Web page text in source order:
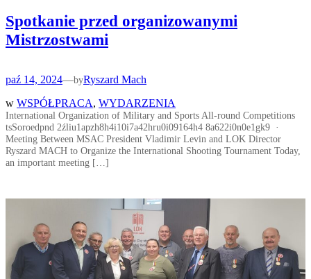
Spotkanie przed organizowanymi
Mistrzostwami
paź 14, 2024—byRyszard Mach
w WSPÓŁPRACA, WYDARZENIA
International Organization of Military and Sports All-round Competitions
tsSoroedpnd 2źliu1apzh8h4i10i7a42hru0i09164h4 8a622i0n0e1gk9 ·
Meeting Between MSAC President Vladimir Levin and LOK Director
Ryszard MACH to Organize the International Shooting Tournament Today,
an important meeting […]